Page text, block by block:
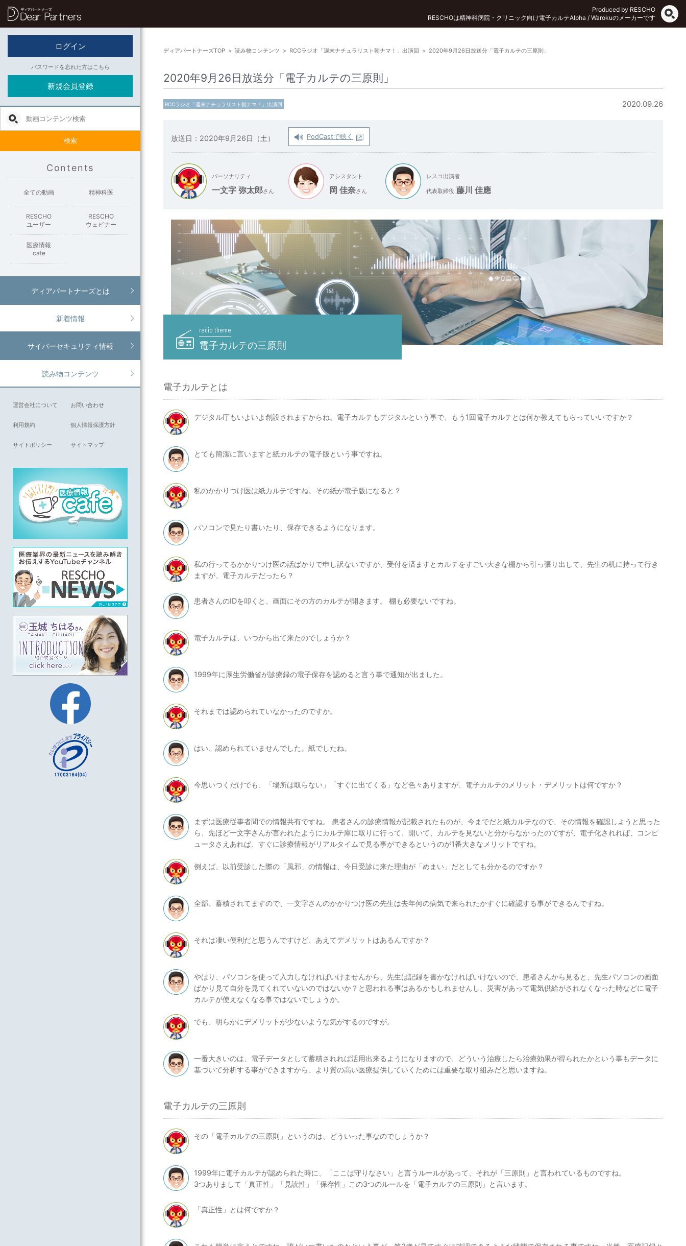
Produced by RESCHO
RESCHOは精神科病院・クリニック向け電子カルテAlpha / Warokuのメーカーです
ログイン
パスワードを忘れた方はこちら
新規会員登録
検索
Contents
全ての動画 精神科医
RESCHO
ユーザー
RESCHO
ウェビナー
医療情報
cafe
ディアパートナーズとは
新着情報
サイバーセキュリティ情報
読み物コンテンツ
運営会社について お問い合わせ
利用規約 個人情報保護方針
サイトポリシー サイトマップ
ディアパートナーズTOP > 読み物コンテンツ > RCCラジオ「週末ナチュラリスト朝ナマ！」出演回 > 2020年9月26日放送分「電子カルテの三原則」
2020年9月26日放送分「電子カルテの三原則」
RCCラジオ「週末ナチュラリスト朝ナマ！」出演回 2020.09.26
放送日：2020年9月26日（土） PodCastで聴く
パーソナリティ
一文字 弥太郎さん
アシスタント
岡 佳奈さん
レスコ出演者
代表取締役藤川 佳應
radio theme
電子カルテの三原則
電子カルテとは
デジタル庁もいよいよ創設されますからね。電子カルテもデジタルという事で、もう1回電子カルテとは何か教えてもらっていいですか？
とても簡潔に言いますと紙カルテの電子版という事ですね。
私のかかりつけ医は紙カルテですね。その紙が電子版になると？
パソコンで見たり書いたり、保存できるようになります。
私の行ってるかかりつけ医の話ばかりで申し訳ないですが、受付を済ますとカルテをすごい大きな棚から引っ張り出して、先生の机に持って行き
ますが、電子カルテだったら？
患者さんのIDを叩くと、画面にその方のカルテが開きます。 棚も必要ないですね。
電子カルテは、いつから出て来たのでしょうか？
1999年に厚生労働省が診療録の電子保存を認めると言う事で通知が出ました。
それまでは認められていなかったのですか。
はい、認められていませんでした。紙でしたね。
今思いつくだけでも、「場所は取らない」「すぐに出てくる」など色々ありますが、電子カルテのメリット・デメリットは何ですか？
まずは医療従事者間での情報共有ですね。 患者さんの診療情報が記載されたものが、今までだと紙カルテなので、その情報を確認しようと思った
ら、先ほど一文字さんが言われたようにカルテ庫に取りに行って、開いて、カルテを見ないと分からなかったのですが、電子化されれば、コンピ
ュータさえあれば、すぐに診療情報がリアルタイムで見る事ができるというのが1番大きなメリットですね。
例えば、以前受診した際の「風邪」の情報は、今日受診に来た理由が「めまい」だとしても分かるのですか？
全部、蓄積されてますので、一文字さんのかかりつけ医の先生は去年何の病気で来られたかすぐに確認する事ができるんですね。
それは凄い便利だと思うんですけど、あえてデメリットはあるんですか？
やはり、パソコンを使って入力しなければいけませんから、先生は記録を書かなければいけないので、患者さんから見ると、先生パソコンの画面
ばかり見て自分を見てくれていないのではないか？と思われる事はあるかもしれませんし、災害があって電気供給がされなくなった時などに電子
カルテが使えなくなる事ではないでしょうか。
でも、明らかにデメリットが少ないような気がするのですが。
一番大きいのは、電子データとして蓄積されれば活用出来るようになりますので、どういう治療したら治療効果が得られたかという事もデータに
基づいて分析する事ができますから、より質の高い医療提供していくためには重要な取り組みだと思いますね。
電子カルテの三原則
その「電子カルテの三原則」というのは、どういった事なのでしょうか？
1999年に電子カルテが認められた時に、「ここは守りなさい」と言うルールがあって、それが「三原則」と言われているものですね。
3つありまして「真正性」「見読性」「保存性」この3つのルールを「電子カルテの三原則」と言います。
「真正性」とは何ですか？